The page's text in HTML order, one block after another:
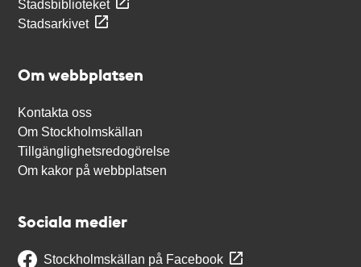
Stadsbiblioteket
Stadsarkivet
Om webbplatsen
Kontakta oss
Om Stockholmskällan
Tillgänglighetsredogörelse
Om kakor på webbplatsen
Sociala medier
Stockholmskällan på Facebook